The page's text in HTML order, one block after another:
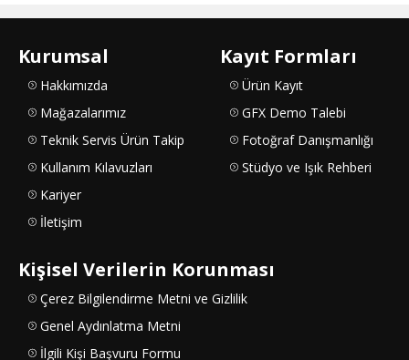
Kurumsal
Hakkımızda
Mağazalarımız
Teknik Servis Ürün Takip
Kullanım Kılavuzları
Kariyer
İletişim
Kayıt Formları
Ürün Kayıt
GFX Demo Talebi
Fotoğraf Danışmanlığı
Stüdyo ve Işık Rehberi
Kişisel Verilerin Korunması
Çerez Bilgilendirme Metni ve Gizlilik
Genel Aydınlatma Metni
İlgili Kişi Başvuru Formu